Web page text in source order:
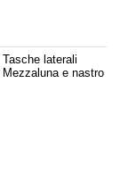
laterali
e nastro